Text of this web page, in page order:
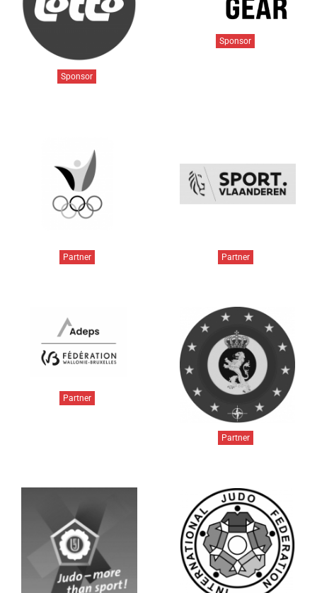
Sponsor
Sponsor
Partner Partner
Partner
Partner